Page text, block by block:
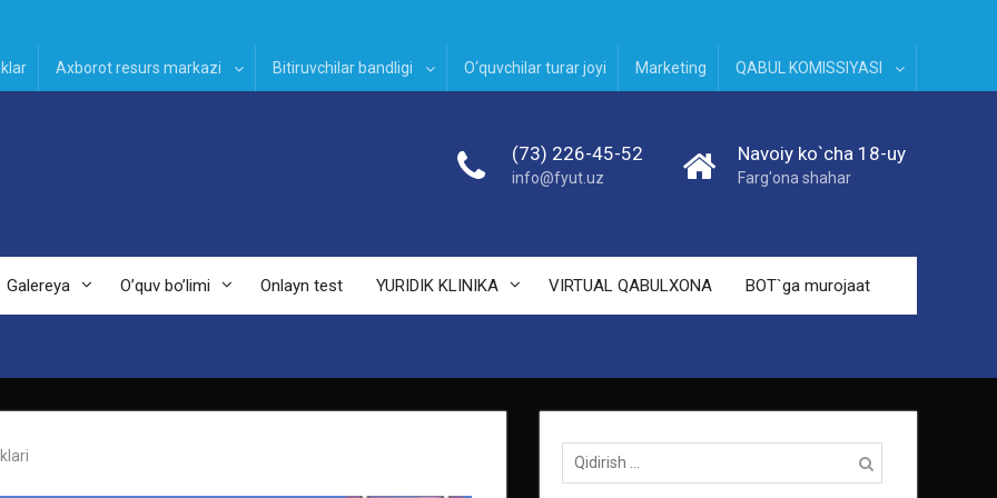
Axborot resurs markazi Bitiruvchilar bandligi O‘quvchilar turar joyi Marketing QABUL KOMISSIYASI
(73) 226-45-52
info@fyut.uz
Navoiy ko`cha 18-uy
Farg'ona shahar
Galereya O’quv bo’limi Onlayn test YURIDIK KLINIKA VIRTUAL QABULXONA BOT`ga murojaat
Qidirish: